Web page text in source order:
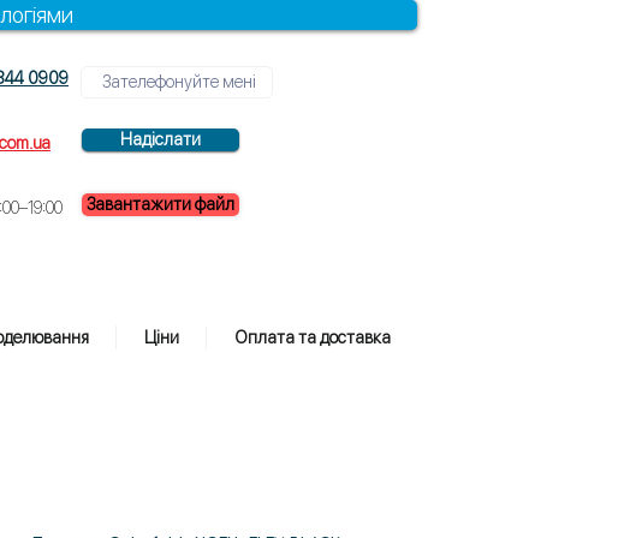
0909
Надіслати
Завантажити файл
Ціни Оплата та доставка